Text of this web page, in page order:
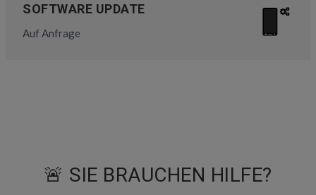
SOFTWARE UPDATE
Auf Anfrage
🚨 SIE BRAUCHEN HILFE?